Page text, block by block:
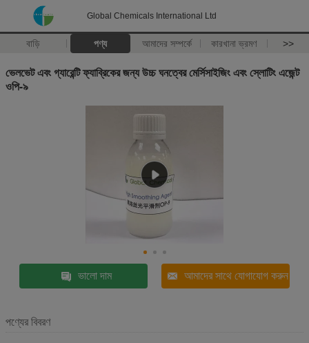
Global Chemicals International Ltd
বাড়ি পণ্য আমাদের সম্পর্কে কারখানা ভ্রমণ >>
ভেলভেট এবং গ্যারেন্টি ফ্যাব্রিকের জন্য উচ্চ ঘনত্বের মের্সিসাইজিং এবং স্লোটিং এজেন্ট
ওপি-৯
ভালো দাম আমাদের সাথে যোগাযোগ করুন
পণ্যের বিবরণ